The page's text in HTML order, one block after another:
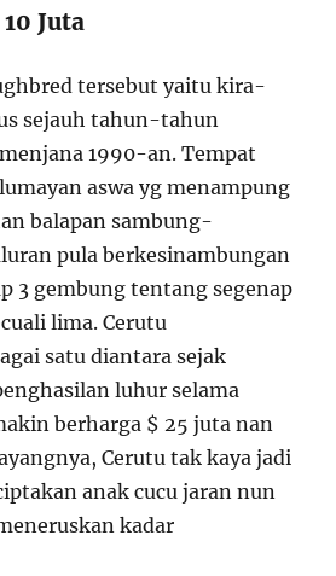
Juta
tersebut yaitu kira-
sejauh tahun-tahun
1990-an. Tempat
aswa yg menampung
balapan sambung-
pula berkesinambungan
3 gembung tentang segenap
lima. Cerutu
satu diantara sejak
luhur selama
berharga $ 25 juta nan
Cerutu tak kaya jadi
anak cucu jaran nun
kadar